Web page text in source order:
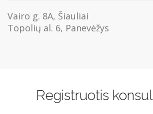
Vairo g. 8A, Šiauliai
Topolių al. 6, Panevėžys
Registruotis